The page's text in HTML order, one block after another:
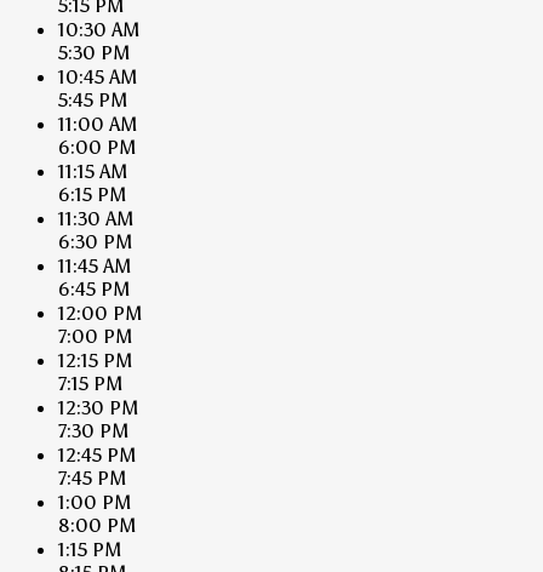
5:15 PM
10:30 AM
5:30 PM
10:45 AM
5:45 PM
11:00 AM
6:00 PM
11:15 AM
6:15 PM
11:30 AM
6:30 PM
11:45 AM
6:45 PM
12:00 PM
7:00 PM
12:15 PM
7:15 PM
12:30 PM
7:30 PM
12:45 PM
7:45 PM
1:00 PM
8:00 PM
1:15 PM